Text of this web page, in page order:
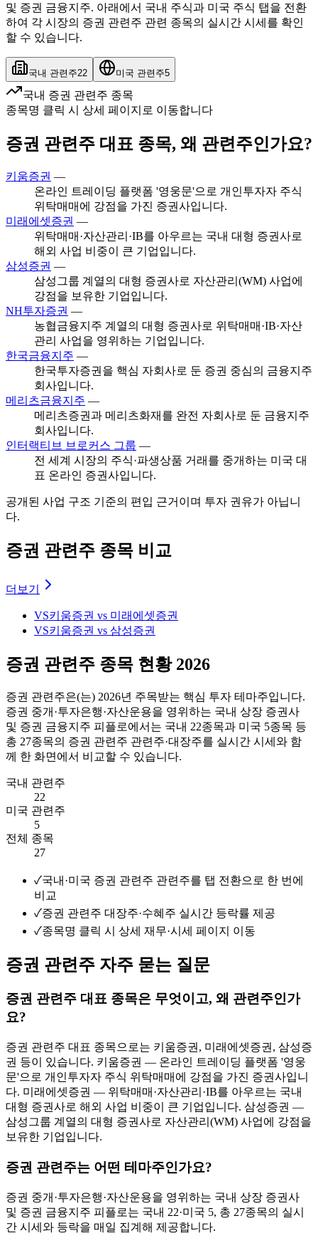
및 증권 금융지주. 아래에서 국내 주식과 미국 주식 탭을 전환
하여 각 시장의 증권 관련주 관련 종목의 실시간 시세를 확인
할 수 있습니다.
국내 관련주22 미국 관련주5
국내 증권 관련주 종목
종목명 클릭 시 상세 페이지로 이동합니다
증권 관련주 대표 종목, 왜 관련주인가요?
키움증권 —
온라인 트레이딩 플랫폼 '영웅문'으로 개인투자자 주식
위탁매매에 강점을 가진 증권사입니다.
미래에셋증권 —
위탁매매·자산관리·IB를 아우르는 국내 대형 증권사로
해외 사업 비중이 큰 기업입니다.
삼성증권 —
삼성그룹 계열의 대형 증권사로 자산관리(WM) 사업에
강점을 보유한 기업입니다.
NH투자증권 —
농협금융지주 계열의 대형 증권사로 위탁매매·IB·자산
관리 사업을 영위하는 기업입니다.
한국금융지주 —
한국투자증권을 핵심 자회사로 둔 증권 중심의 금융지주
회사입니다.
메리츠금융지주 —
메리츠증권과 메리츠화재를 완전 자회사로 둔 금융지주
회사입니다.
인터랙티브 브로커스 그룹 —
전 세계 시장의 주식·파생상품 거래를 중개하는 미국 대
표 온라인 증권사입니다.
공개된 사업 구조 기준의 편입 근거이며 투자 권유가 아닙니
다.
증권 관련주 종목 비교
더보기
VS키움증권 vs 미래에셋증권
VS키움증권 vs 삼성증권
증권 관련주 종목 현황 2026
증권 관련주은(는) 2026년 주목받는 핵심 투자 테마주입니다.
증권 중개·투자은행·자산운용을 영위하는 국내 상장 증권사
및 증권 금융지주 피플로에서는 국내 22종목과 미국 5종목 등
총 27종목의 증권 관련주 관련주·대장주를 실시간 시세와 함
께 한 화면에서 비교할 수 있습니다.
국내 관련주
22
미국 관련주
5
전체 종목
27
✓국내·미국 증권 관련주 관련주를 탭 전환으로 한 번에
비교
✓증권 관련주 대장주·수혜주 실시간 등락률 제공
✓종목명 클릭 시 상세 재무·시세 페이지 이동
증권 관련주 자주 묻는 질문
증권 관련주 대표 종목은 무엇이고, 왜 관련주인가
요?
증권 관련주 대표 종목으로는 키움증권, 미래에셋증권, 삼성증
권 등이 있습니다. 키움증권 — 온라인 트레이딩 플랫폼 '영웅
문'으로 개인투자자 주식 위탁매매에 강점을 가진 증권사입니
다. 미래에셋증권 — 위탁매매·자산관리·IB를 아우르는 국내
대형 증권사로 해외 사업 비중이 큰 기업입니다. 삼성증권 —
삼성그룹 계열의 대형 증권사로 자산관리(WM) 사업에 강점을
보유한 기업입니다.
증권 관련주는 어떤 테마주인가요?
증권 중개·투자은행·자산운용을 영위하는 국내 상장 증권사
및 증권 금융지주 피플로는 국내 22·미국 5, 총 27종목의 실시
간 시세와 등락을 매일 집계해 제공합니다.